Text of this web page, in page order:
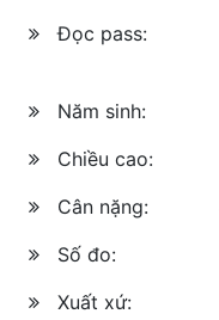
Đọc pass:
Năm sinh:
Chiều cao:
Cân nặng:
Số đo:
Xuất xứ: